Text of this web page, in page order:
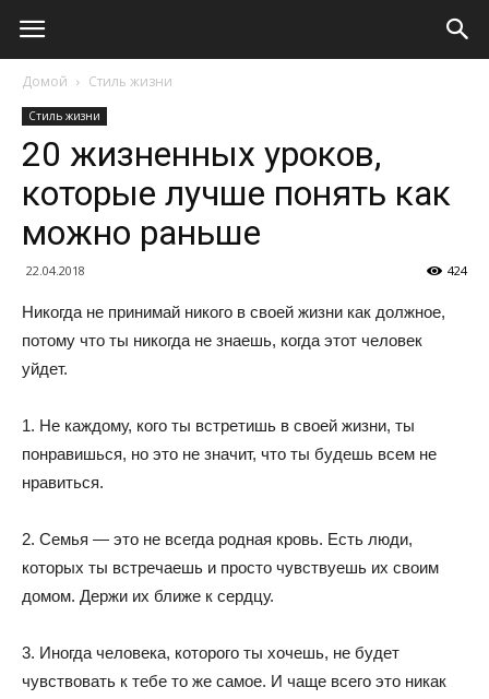
Домой Стиль жизни
Стиль жизни
20 жизненных уроков,
которые лучше понять как
можно раньше
22.04.2018 424
Никогда не принимай никого в своей жизни как должное,
потому что ты никогда не знаешь, когда этот человек
уйдет.
1. Не каждому, кого ты встретишь в своей жизни, ты
понравишься, но это не значит, что ты будешь всем не
нравиться.
2. Семья — это не всегда родная кровь. Есть люди,
которых ты встречаешь и просто чувствуешь их своим
домом. Держи их ближе к сердцу.
3. Иногда человека, которого ты хочешь, не будет
чувствовать к тебе то же самое. И чаще всего это никак